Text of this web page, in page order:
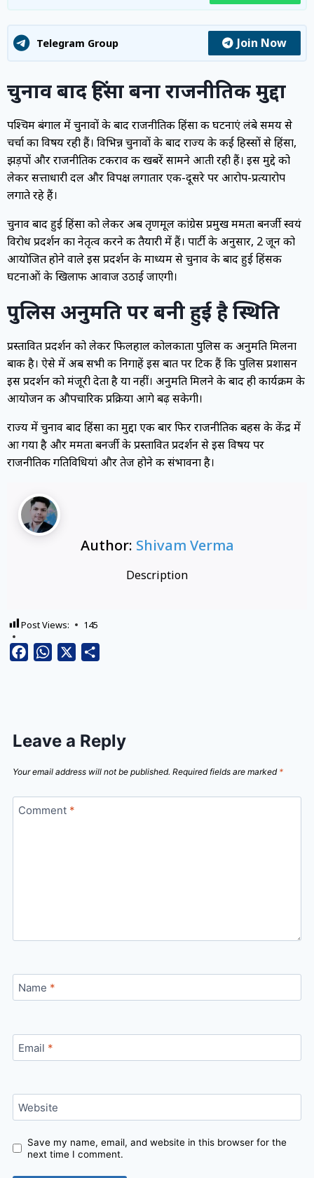
Telegram Group Join Now
चुनाव बाद हिंसा बना राजनीतिक मुद्दा
पश्चिम बंगाल में चुनावों के बाद राजनीतिक हिंसा की घटनाएं लंबे समय से
चर्चा का विषय रही हैं। विभिन्न चुनावों के बाद राज्य के कई हिस्सों से हिंसा,
झड़पों और राजनीतिक टकराव की खबरें सामने आती रही हैं। इस मुद्दे को
लेकर सत्ताधारी दल और विपक्ष लगातार एक-दूसरे पर आरोप-प्रत्यारोप
लगाते रहे हैं।
चुनाव बाद हुई हिंसा को लेकर अब तृणमूल कांग्रेस प्रमुख ममता बनर्जी स्वयं
विरोध प्रदर्शन का नेतृत्व करने की तैयारी में हैं। पार्टी के अनुसार, 2 जून को
आयोजित होने वाले इस प्रदर्शन के माध्यम से चुनाव के बाद हुई हिंसक
घटनाओं के खिलाफ आवाज उठाई जाएगी।
पुलिस अनुमति पर बनी हुई है स्थिति
प्रस्तावित प्रदर्शन को लेकर फिलहाल कोलकाता पुलिस की अनुमति मिलना
बाकी है। ऐसे में अब सभी की निगाहें इस बात पर टिकी हैं कि पुलिस प्रशासन
इस प्रदर्शन को मंजूरी देता है या नहीं। अनुमति मिलने के बाद ही कार्यक्रम के
आयोजन की औपचारिक प्रक्रिया आगे बढ़ सकेगी।
राज्य में चुनाव बाद हिंसा का मुद्दा एक बार फिर राजनीतिक बहस के केंद्र में
आ गया है और ममता बनर्जी के प्रस्तावित प्रदर्शन से इस विषय पर
राजनीतिक गतिविधियां और तेज होने की संभावना है।
Author: Shivam Verma
Description
Post Views: 145
FacebookWhatsApp
Leave a Reply
Your email address will not be published. Required fields are marked *
Comment *
Name *
Email *
Website
Save my name, email, and website in this browser for the
next time I comment.